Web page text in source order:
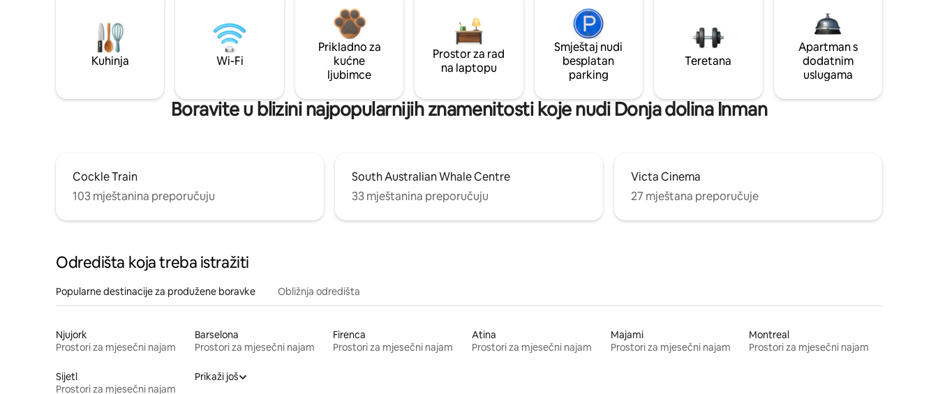
Kuhinja Wi-Fi
Prikladno za
kućne
ljubimce
Prostor za rad
na laptopu
Smještaj nudi
besplatan
parking
Teretana
Apartman s
dodatnim
uslugama
Boravite u blizini najpopularnijih znamenitosti koje nudi Donja dolina Inman
Cockle Train
103 mještanina preporučuju
South Australian Whale Centre
33 mještanina preporučuju
Victa Cinema
27 mještana preporučuje
Odredišta koja treba istražiti
Popularne destinacije za produžene boravke Obližnja odredišta
Njujork
Prostori za mjesečni najam
Barselona
Prostori za mjesečni najam
Firenca
Prostori za mjesečni najam
Atina
Prostori za mjesečni najam
Majami
Prostori za mjesečni najam
Montreal
Prostori za mjesečni najam
Sijetl
Prostori za mjesečni najam
Prikaži još